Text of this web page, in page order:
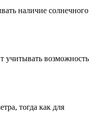
наличие солнечного
учитывать возможность
тогда как для